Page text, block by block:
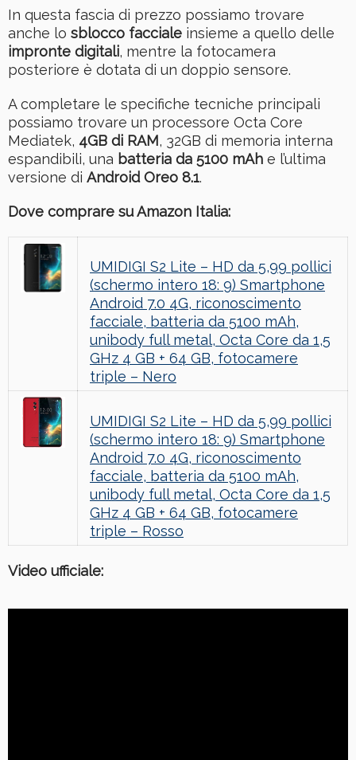
In questa fascia di prezzo possiamo trovare
anche lo sblocco facciale insieme a quello delle
impronte digitali, mentre la fotocamera
posteriore è dotata di un doppio sensore.
A completare le specifiche tecniche principali
possiamo trovare un processore Octa Core
Mediatek, 4GB di RAM, 32GB di memoria interna
espandibili, una batteria da 5100 mAh e l’ultima
versione di Android Oreo 8.1.
Dove comprare su Amazon Italia:
UMIDIGI S2 Lite – HD da 5,99 pollici
(schermo intero 18: 9) Smartphone
Android 7.0 4G, riconoscimento
facciale, batteria da 5100 mAh,
unibody full metal, Octa Core da 1,5
GHz 4 GB + 64 GB, fotocamere
triple – Nero
UMIDIGI S2 Lite – HD da 5,99 pollici
(schermo intero 18: 9) Smartphone
Android 7.0 4G, riconoscimento
facciale, batteria da 5100 mAh,
unibody full metal, Octa Core da 1,5
GHz 4 GB + 64 GB, fotocamere
triple – Rosso
Video ufficiale: